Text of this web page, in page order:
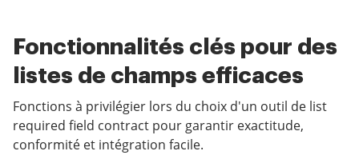
Fonctionnalités clés pour des
listes de champs efficaces
Fonctions à privilégier lors du choix d'un outil de list
required field contract pour garantir exactitude,
conformité et intégration facile.